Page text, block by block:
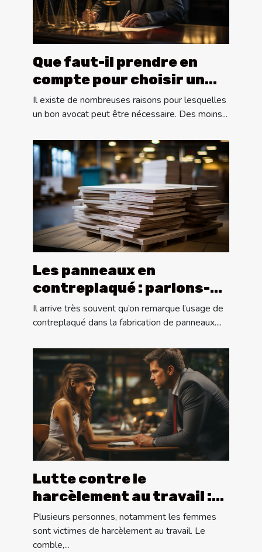
Que faut-il prendre en
compte pour choisir un
bon avocat ?
Il existe de nombreuses raisons pour lesquelles
un bon avocat peut être nécessaire. Des moins...
Les panneaux en
contreplaqué : parlons-
en !
Il arrive très souvent qu’on remarque l’usage de
contreplaqué dans la fabrication de panneaux....
Lutte contre le
harcèlement au travail :
quoi faire ?
Plusieurs personnes, notamment les femmes
sont victimes de harcèlement au travail. Le
comble,...